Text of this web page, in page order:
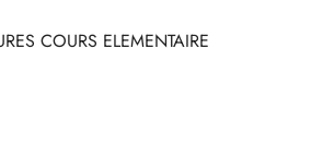
COURS ELEMENTAIRE